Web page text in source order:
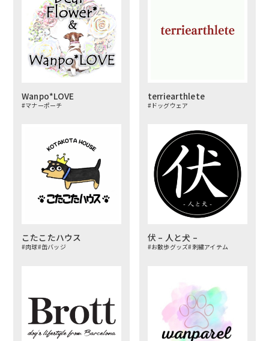
Wanpo*LOVE
#マナーポーチ
terriearthlete
#ドッグウェア
こたこたハウス
#肉球#缶バッジ
伏 – 人と犬 –
#お散歩グッズ#刺繍アイテム